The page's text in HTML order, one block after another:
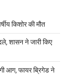
किशोर की मौत
शासन ने जारी किए
आग, फायर ब्रिगेड ने